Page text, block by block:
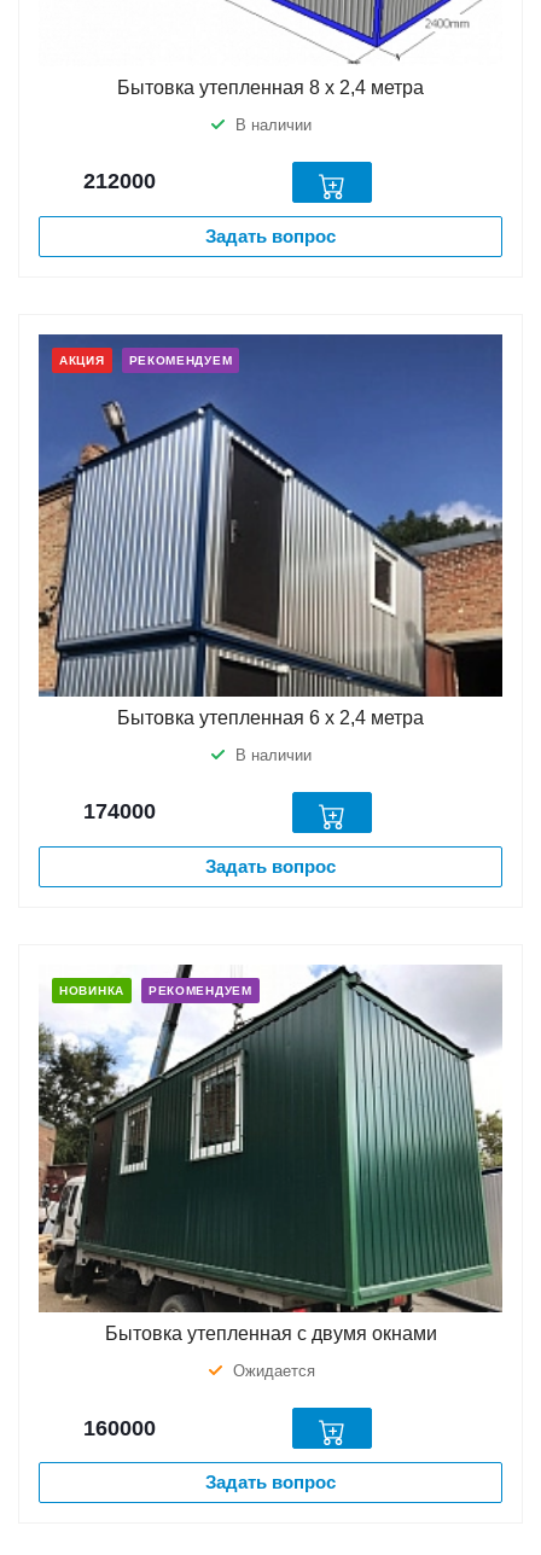
Бытовка утепленная 8 х 2,4 метра
В наличии
212000
Задать вопрос
АКЦИЯ РЕКОМЕНДУЕМ
Бытовка утепленная 6 х 2,4 метра
В наличии
174000
Задать вопрос
НОВИНКА РЕКОМЕНДУЕМ
Бытовка утепленная с двумя окнами
Ожидается
160000
Задать вопрос